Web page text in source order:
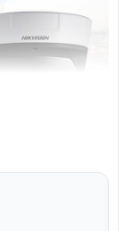
DS-2CD6984G0-